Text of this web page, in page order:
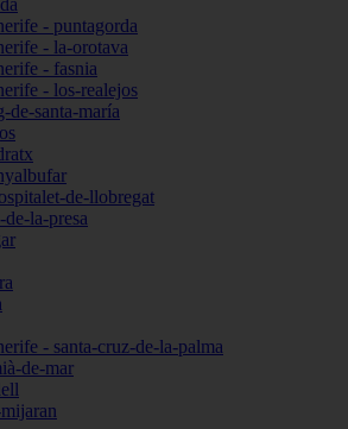
- puntagorda
- la-orotava
- fasnia
- los-realejos
de-santa-maría
de-llobregat
la-presa
- santa-cruz-de-la-palma
de-mar